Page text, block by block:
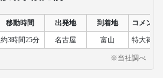
移動時間 出発地 到着地 コメント
約3時間25分 名古屋 富山 特大荷物
※当社調べ